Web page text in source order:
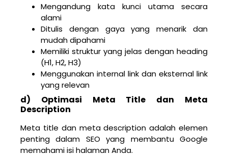
Mengandung kata kunci utama secara
alami
Ditulis dengan gaya yang menarik dan
mudah dipahami
Memiliki struktur yang jelas dengan heading
(H1, H2, H3)
Menggunakan internal link dan eksternal link
yang relevan
d) Optimasi Meta Title dan Meta
Description
Meta title dan meta description adalah elemen
penting dalam SEO yang membantu Google
memahami isi halaman Anda.